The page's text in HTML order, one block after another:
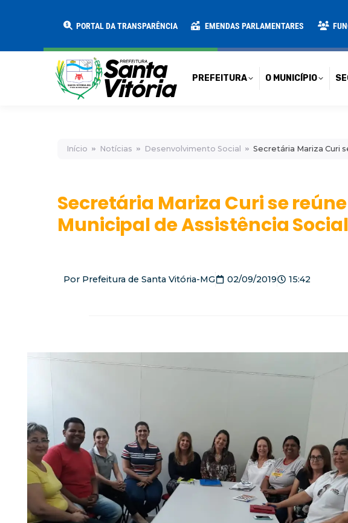
PORTAL DA TRANSPARÊNCIA EMENDAS PARLAMENTARES
PREFEITURA O MUNICÍPIO
Início Notícias Desenvolvimento Social Secretária Mariza Curi
Secretária Mariza Curi se
Municipal de Assistência Social
Por Prefeitura de Santa Vitória-MG 02/09/2019 15:42